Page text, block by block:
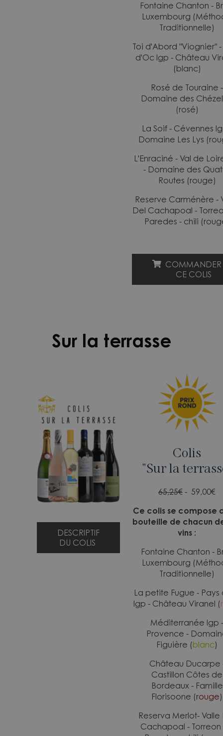
Fontaine Chanton -
Luxembourg
Traditionnelle)
Toi d'Abord "Viognier" -
d'Oc Igp - Château
(blanc)
Rosé de Touraine -
Domaine des
(rosé)
La Soif - Cévennes
Domaine Les Lys
L'Enraciné - Val de
- Domaine des
Routes (rouge)
Reserve Carménère -
Del Cachapoal -
Paredes - chili
COMMANDER
CE COLIS
Sur la terrasse
DESCRIPTIF
DU COLIS
Colis
"Sur la
65,25€ - 59,00€
Ce colis se compose
bouteille de chacun
vins :
Fontaine Chanton -
Luxembourg
Traditionnelle)
La petite Fugue - Pays
Igp - Château Viranel (
Méditerranée Igp -
Provence -
Figuière (blanc)
Château Ducarpe
Castillon Côtes de
Bordeaux - Famille
Florisoone (rouge)
Reserva Merlot- Valle
Cachapoal -